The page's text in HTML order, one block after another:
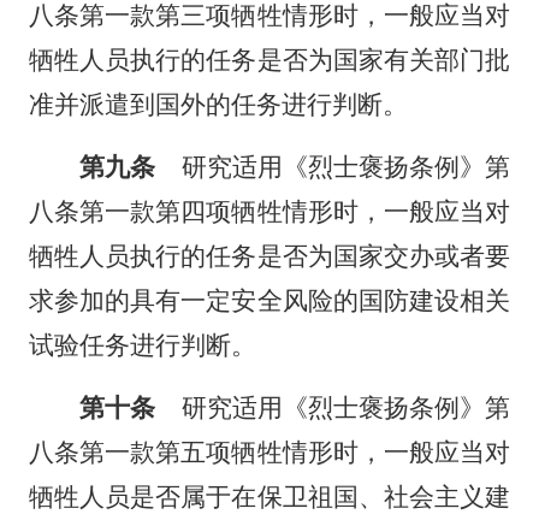
八条第一款第三项牺牲情形时，一般应当对
牺牲人员执行的任务是否为国家有关部门批
准并派遣到国外的任务进行判断。
第九条 研究适用《烈士褒扬条例》第
八条第一款第四项牺牲情形时，一般应当对
牺牲人员执行的任务是否为国家交办或者要
求参加的具有一定安全风险的国防建设相关
试验任务进行判断。
第十条 研究适用《烈士褒扬条例》第
八条第一款第五项牺牲情形时，一般应当对
牺牲人员是否属于在保卫祖国、社会主义建